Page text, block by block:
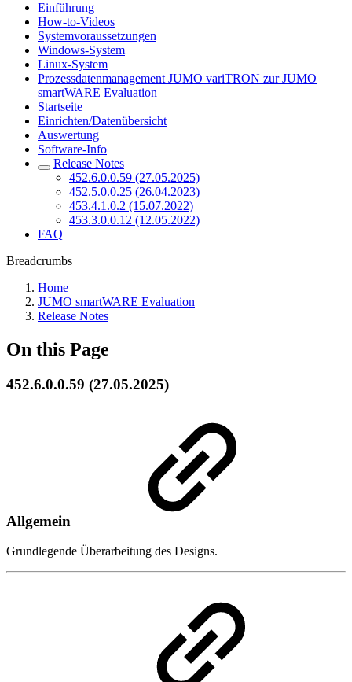
Einführung
How-to-Videos
Systemvoraussetzungen
Windows-System
Linux-System
Prozessdatenmanagement JUMO variTRON zur JUMO
smartWARE Evaluation
Startseite
Einrichten/Datenübersicht
Auswertung
Software-Info
Release Notes
452.6.0.0.59 (27.05.2025)
452.5.0.0.25 (26.04.2023)
453.4.1.0.2 (15.07.2022)
453.3.0.0.12 (12.05.2022)
FAQ
Breadcrumbs
Home
JUMO smartWARE Evaluation
Release Notes
On this Page
452.6.0.0.59 (27.05.2025)
Allgemein
Grundlegende Überarbeitung des Designs.